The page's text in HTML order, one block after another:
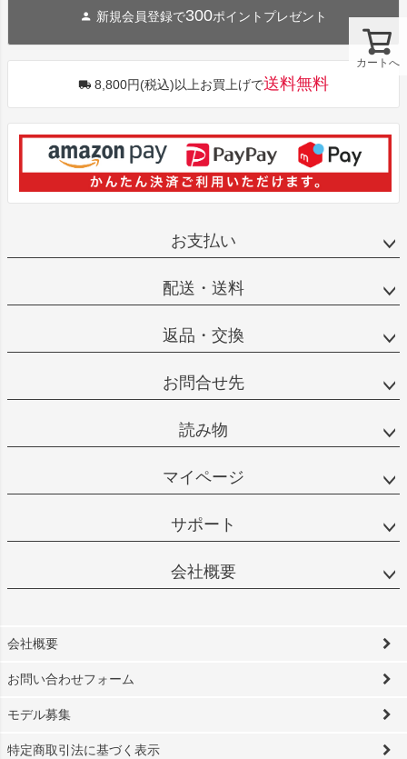
カートへ
新規会員登録で300ポイントプレゼント
8,800円(税込)以上お買上げで送料無料
お支払い
配送・送料
返品・交換
お問合せ先
読み物
マイページ
サポート
会社概要
会社概要
お問い合わせフォーム
モデル募集
特定商取引法に基づく表示